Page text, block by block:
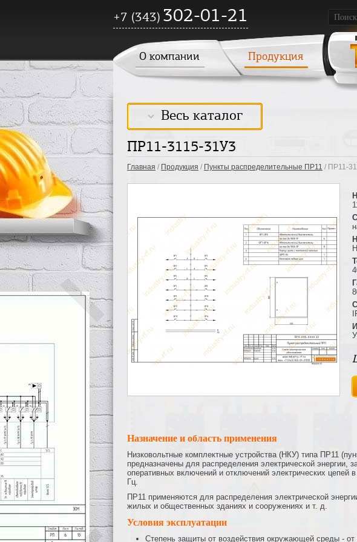
+7 (343) 302-01-21
О компании Продукция
Весь каталог
ПР11-3115-31У3
Главная / Продукция / Пункты распределительные ПР11 / ПР11-
Назначение и область применения
Низковольтные комплектные устройства (НКУ) типа ПР11
предназначены для распределения электрической энергии,
оперативных включений и отключений электрических
Гц.
ПР11 применяются для распределения электрической
жилых и общественных зданиях и сооружениях и т. д.
Условия эксплуатации
Степень защиты от воздействия окружающей среды -